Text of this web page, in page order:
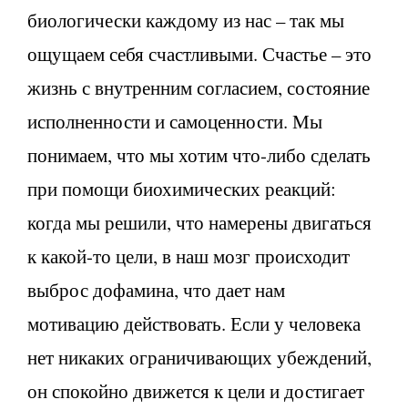
биологически каждому из нас – так мы
ощущаем себя счастливыми. Счастье – это
жизнь с внутренним согласием, состояние
исполненности и самоценности. Мы
понимаем, что мы хотим что-либо сделать
при помощи биохимических реакций:
когда мы решили, что намерены двигаться
к какой-то цели, в наш мозг происходит
выброс дофамина, что дает нам
мотивацию действовать. Если у человека
нет никаких ограничивающих убеждений,
он спокойно движется к цели и достигает